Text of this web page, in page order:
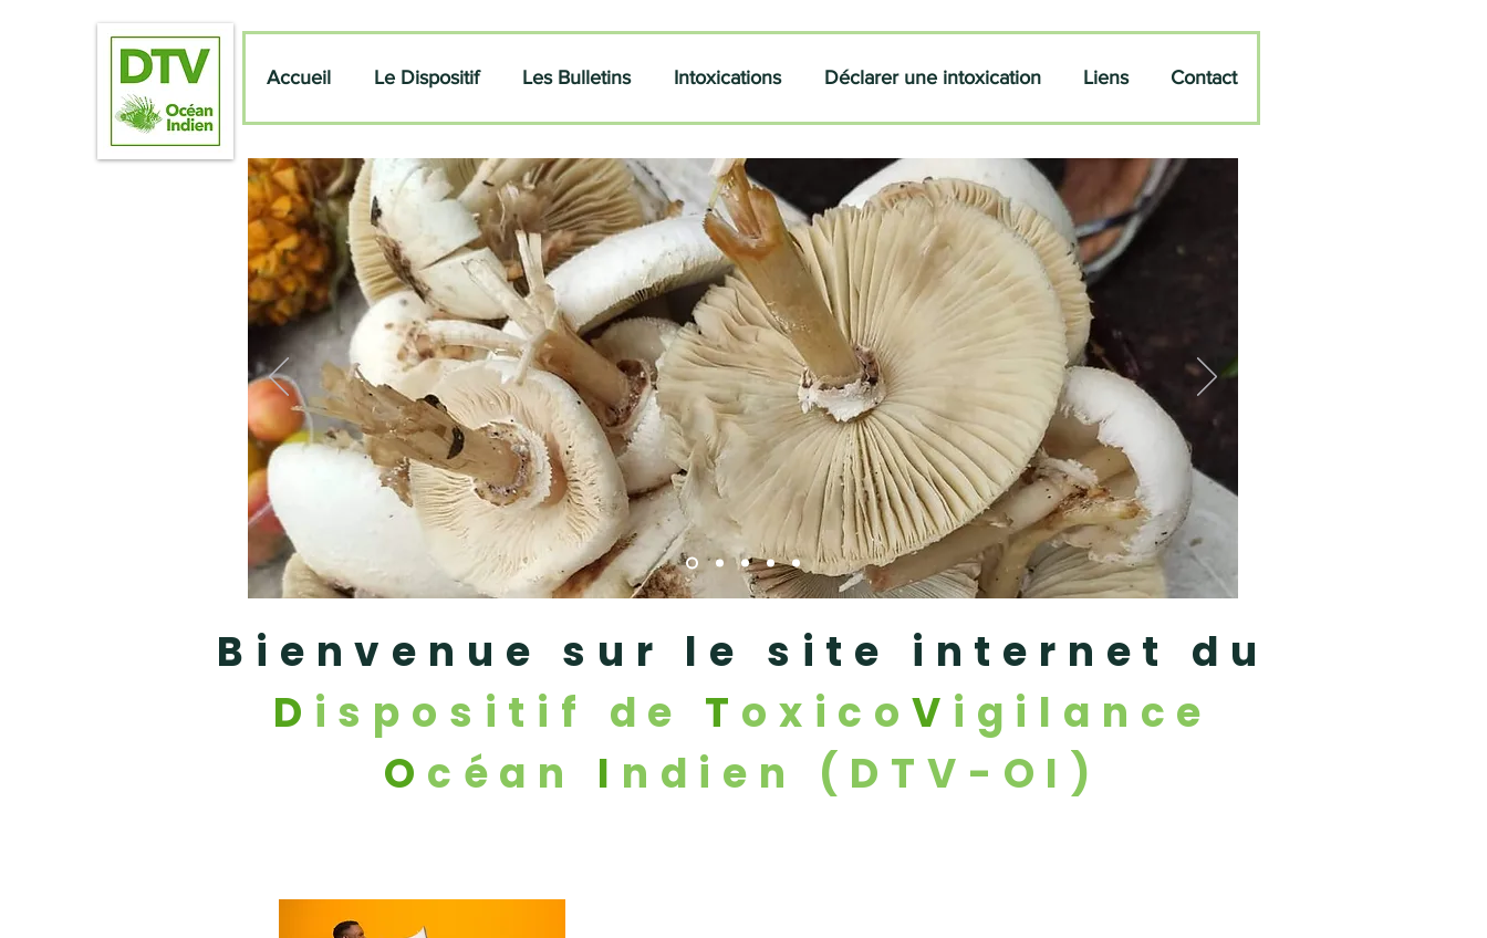
Accueil Le Dispositif Les Bulletins Intoxications Déclarer une intoxication Liens Contact
Bienvenue sur le site internet du
D ispositif de T oxico V igilance
O céan I ndien (DTV-OI)